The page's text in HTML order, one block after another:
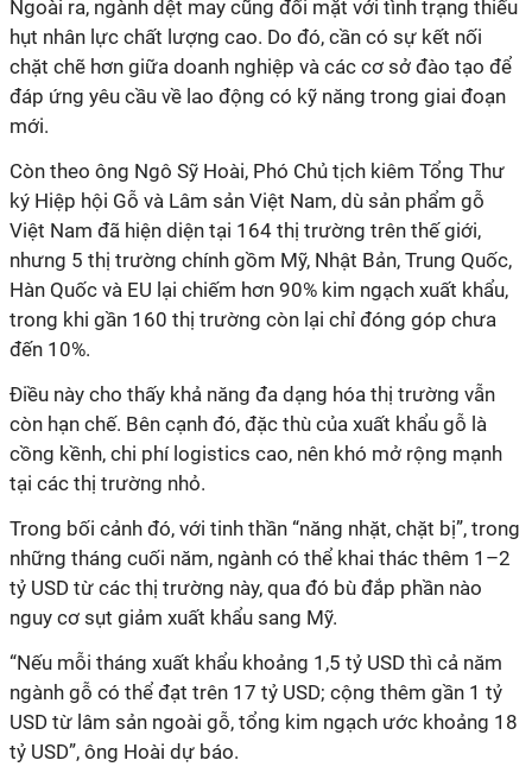
Ngoài ra, ngành dệt may cũng đối mặt với tình trạng thiếu
hụt nhân lực chất lượng cao. Do đó, cần có sự kết nối
chặt chẽ hơn giữa doanh nghiệp và các cơ sở đào tạo để
đáp ứng yêu cầu về lao động có kỹ năng trong giai đoạn
mới.
Còn theo ông Ngô Sỹ Hoài, Phó Chủ tịch kiêm Tổng Thư
ký Hiệp hội Gỗ và Lâm sản Việt Nam, dù sản phẩm gỗ
Việt Nam đã hiện diện tại 164 thị trường trên thế giới,
nhưng 5 thị trường chính gồm Mỹ, Nhật Bản, Trung Quốc,
Hàn Quốc và EU lại chiếm hơn 90% kim ngạch xuất khẩu,
trong khi gần 160 thị trường còn lại chỉ đóng góp chưa
đến 10%.
Điều này cho thấy khả năng đa dạng hóa thị trường vẫn
còn hạn chế. Bên cạnh đó, đặc thù của xuất khẩu gỗ là
cồng kềnh, chi phí logistics cao, nên khó mở rộng mạnh
tại các thị trường nhỏ.
Trong bối cảnh đó, với tinh thần “năng nhặt, chặt bị”, trong
những tháng cuối năm, ngành có thể khai thác thêm 1–2
tỷ USD từ các thị trường này, qua đó bù đắp phần nào
nguy cơ sụt giảm xuất khẩu sang Mỹ.
“Nếu mỗi tháng xuất khẩu khoảng 1,5 tỷ USD thì cả năm
ngành gỗ có thể đạt trên 17 tỷ USD; cộng thêm gần 1 tỷ
USD từ lâm sản ngoài gỗ, tổng kim ngạch ước khoảng 18
tỷ USD”, ông Hoài dự báo.